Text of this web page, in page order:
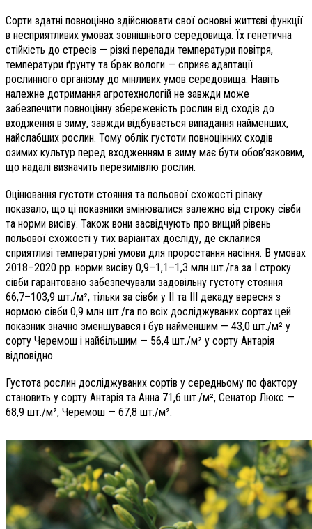
Сорти здатні повноцінно здійснювати свої основні життєві функції
в несприятливих умовах зовнішнього середовища. Їх генетична
стійкість до стресів — різкі перепади температури повітря,
температури ґрунту та брак вологи — сприяє адаптації
рослинного організму до мінливих умов середовища. Навіть
належне дотримання агротехнологій не завжди може
забезпечити повноцінну збереженість рослин від сходів до
входження в зиму, завжди відбувається випадання найменших,
найслабших рослин. Тому облік густоти повноцінних сходів
озимих культур перед входженням в зиму має бути обов’язковим,
що надалі визначить перезимівлю рослин.
Оцінювання густоти стояння та польової схожості ріпаку
показало, що ці показники змінювалися залежно від строку сівби
та норми висіву. Також вони засвідчують про вищий рівень
польової схожості у тих варіантах досліду, де склалися
сприятливі температурні умови для проростання насіння. В умовах
2018–2020 рр. норми висіву 0,9–1,1–1,3 млн шт./га за І строку
сівби гарантовано забезпечували задовільну густоту стояння
66,7–103,9 шт./м², тільки за сівби у ІІ та ІІІ декаду вересня з
нормою сівби 0,9 млн шт./га по всіх досліджуваних сортах цей
показник значно зменшувався і був найменшим — 43,0 шт./м² у
сорту Черемош і найбільшим — 56,4 шт./м² у сорту Антарія
відповідно.
Густота рослин досліджуваних сортів у середньому по фактору
становить у сорту Антарія та Анна 71,6 шт./м², Сенатор Люкс —
68,9 шт./м², Черемош — 67,8 шт./м².